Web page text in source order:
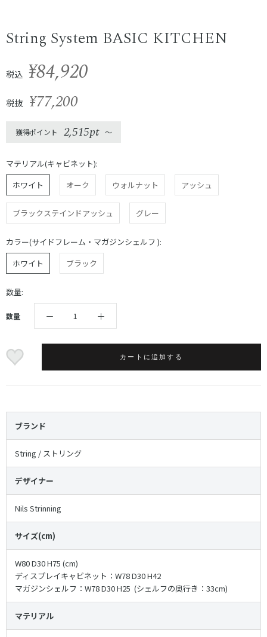
String System BASIC KITCHEN
税込 ¥84,920
税抜 ¥77,200
獲得ポイント 2,515pt 〜
マテリアル(キャビネット):
ホワイト
オーク ウォルナット アッシュ
ブラックステインドアッシュ グレー
カラー(サイドフレーム・マガジンシェルフ ):
ホワイト
ブラック
数量:
数量
カートに追加する
ブランド
String / ストリング
デザイナー
Nils Strinning
サイズ(cm)
W80 D30 H75 (cm)
ディスプレイキャビネット：W78 D30 H42
マガジンシェルフ：W78 D30 H25 (シェルフの奥行き：33cm)
マテリアル